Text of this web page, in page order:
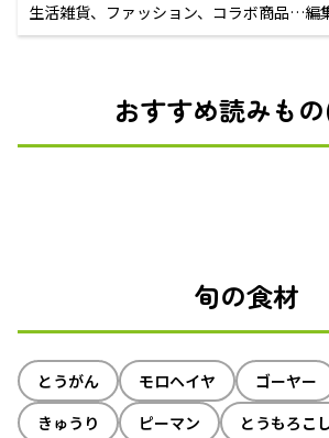
生活雑貨、ファッション、コラボ商品…編
えるECサイト
おすすめ読みも
旬の食材
とうがん モロヘイヤ ゴーヤー
きゅうり
ピーマン とうもろこ